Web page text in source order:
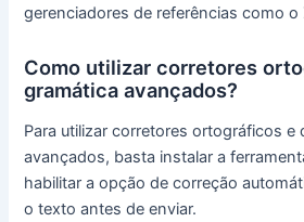
gerenciadores de referências como o
Como utilizar corretores
gramática avançados?
Para utilizar corretores ortográficos e
avançados, basta instalar a
habilitar a opção de correção
o texto antes de enviar.